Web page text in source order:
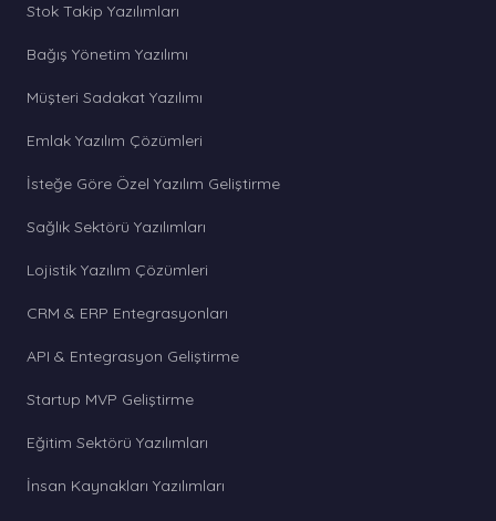
Stok Takip Yazılımları
Bağış Yönetim Yazılımı
Müşteri Sadakat Yazılımı
Emlak Yazılım Çözümleri
İsteğe Göre Özel Yazılım Geliştirme
Sağlık Sektörü Yazılımları
Lojistik Yazılım Çözümleri
CRM & ERP Entegrasyonları
API & Entegrasyon Geliştirme
Startup MVP Geliştirme
Eğitim Sektörü Yazılımları
İnsan Kaynakları Yazılımları